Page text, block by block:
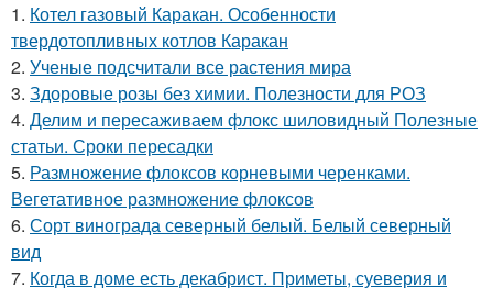
1. Котел газовый Каракан. Особенности
твердотопливных котлов Каракан
2. Ученые подсчитали все растения мира
3. Здоровые розы без химии. Полезности для РОЗ
4. Делим и пересаживаем флокс шиловидный Полезные
статьи. Сроки пересадки
5. Размножение флоксов корневыми черенками.
Вегетативное размножение флоксов
6. Сорт винограда северный белый. Белый северный
вид
7. Когда в доме есть декабрист. Приметы, суеверия и